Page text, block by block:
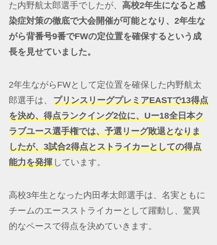
た内野航太郎選手でしたが、 高校2年生になると感
染症対策の徹底で大会開催が可能となり、2年生な
がら背番号9番でFWの定位置を確保するという成
長を見せていました。
2年生ながらFWとして定位置を確保した内野航太
郎選手は、 プリンスリーグプレミアEASTで13得点
を決め、得点ランクイング2位に、Uー18全日本ク
ラブユース選手権では、予選リーグ敗退となりま
したが、3試合2得点とストライカーとしての得点
能力を発揮しています。
高校3年生となった内田孝太郎選手は、名実ともに
チームのエースストライカーとして躍動し、驚異
的なペースで得点を決めていきます。